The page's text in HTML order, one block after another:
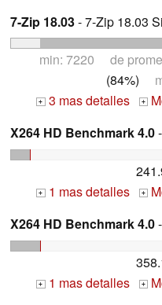
7-Zip 18.03- 7-Zip 18.03
min: 7220 de
(84%)
+ 3 mas detalles +
X264 HD Benchmark 4.0
+ 1 mas detalles +
X264 HD Benchmark 4.0
+ 1 mas detalles +